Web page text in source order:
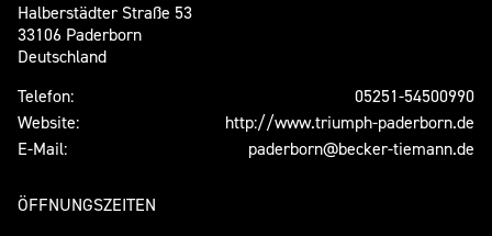
Halberstädter Straße 53
33106 Paderborn
Deutschland
Telefon:
05251-54500990
Website:
http://www.triumph-paderborn.de
E-Mail:
paderborn@becker-tiemann.de
ÖFFNUNGSZEITEN